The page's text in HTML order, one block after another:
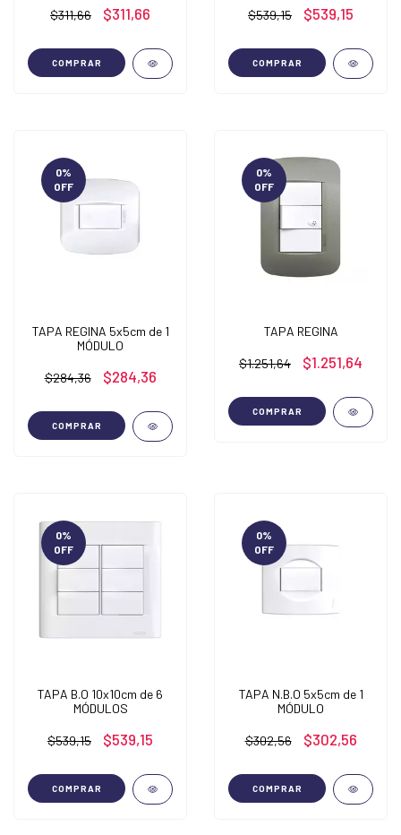
$311,66 $311,66
COMPRAR
$539,15 $539,15
COMPRAR
0%
OFF
TAPA REGINA 5x5cm de 1
MÓDULO
$284,36 $284,36
COMPRAR
0%
OFF
TAPA REGINA
$1.251,64 $1.251,64
COMPRAR
0%
OFF
TAPA B.O 10x10cm de 6
MÓDULOS
$539,15 $539,15
COMPRAR
0%
OFF
TAPA N.B.O 5x5cm de 1
MÓDULO
$302,56 $302,56
COMPRAR